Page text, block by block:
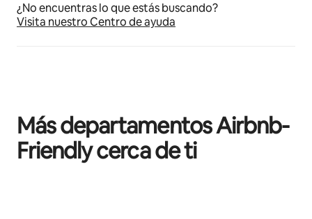
¿No encuentras lo que estás buscando?
Visita nuestro Centro de ayuda
Más departamentos Airbnb-
Friendly cerca de ti